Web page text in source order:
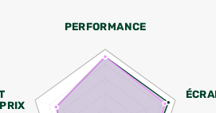
PERFORMANCE